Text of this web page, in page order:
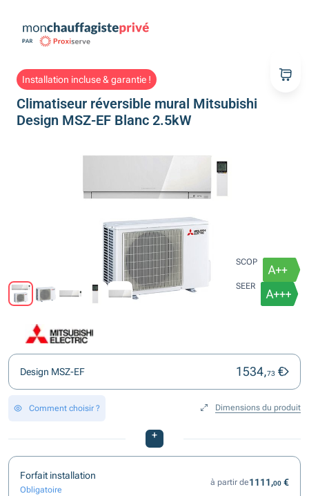
Installation incluse & garantie !
Climatiseur réversible mural Mitsubishi
Design MSZ-EF Blanc 2.5kW
SCOP
SEER
Design MSZ-EF 1534,73 €
Comment choisir ? Dimensions du produit
+
Forfait installation
Obligatoire
à partir de1111,00 €